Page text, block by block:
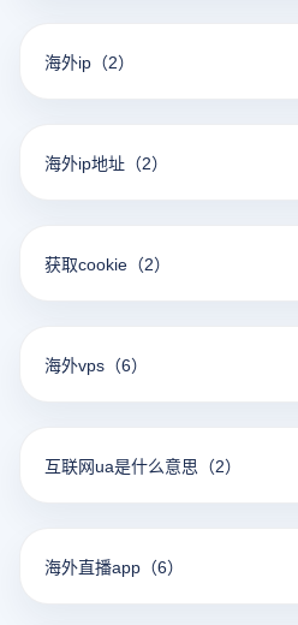
海外ip （2）
海外ip地址 （2）
获取cookie （2）
海外vps （6）
互联网ua是什么意思 （2）
海外直播app （6）